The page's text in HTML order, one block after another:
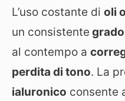
L’uso costante di oli
un consistente
al contempo a
perdita di tono. La
ialuronico consente